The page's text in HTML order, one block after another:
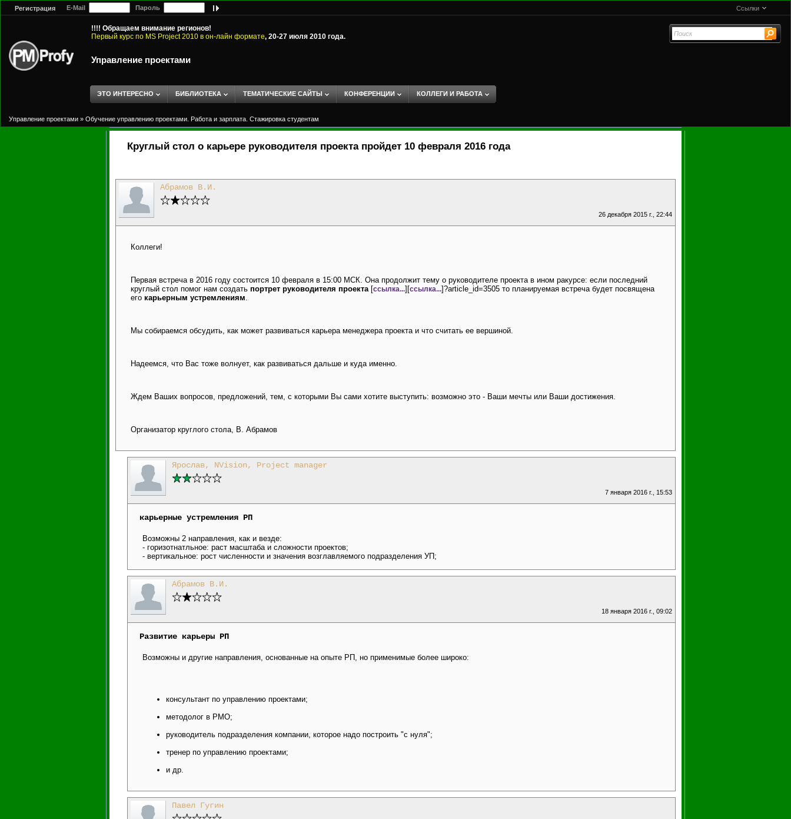
Регистрация E-Mail Пароль Ссылки
!!!! Обращаем внимание регионов!
Первый курс по MS Project 2010 в он-лайн формате, 20-27 июля 2010 года.
Управление проектами
ЭТО ИНТЕРЕСНО БИБЛИОТЕКА ТЕМАТИЧЕСКИЕ САЙТЫ КОНФЕРЕНЦИИ КОЛЛЕГИ И РАБОТА
Управление проектами » Обучение управлению проектами. Работа и зарплата. Стажировка студентам
Круглый стол о карьере руководителя проекта пройдет 10 февраля 2016 года
Абрамов В.И.
26 декабря 2015 г., 22:44
Коллеги!
Первая встреча в 2016 году состоится 10 февраля в 15:00 МСК. Она продолжит тему о руководителе проекта в ином ракурсе: если последний
круглый стол помог нам создать портрет руководителя проекта[ссылка...][ссылка...]?article_id=3505 то планируемая встреча будет посвящена
его карьерным устремлениям.
Мы собираемся обсудить, как может развиваться карьера менеджера проекта и что считать ее вершиной.
Надеемся, что Вас тоже волнует, как развиваться дальше и куда именно.
Ждем Ваших вопросов, предложений, тем, с которыми Вы сами хотите выступить: возможно это - Ваши мечты или Ваши достижения.
Организатор круглого стола, В. Абрамов
Ярослав, NVision, Project manager
7 января 2016 г., 15:53
карьерные устремления РП
Возможны 2 направления, как и везде:
- горизотнатльное: раст масштаба и сложности проектов;
- вертикальное: рост численности и значения возглавляемого подразделения УП;
Абрамов В.И.
18 января 2016 г., 09:02
Развитие карьеры РП
Возможны и другие направления, основанные на опыте РП, но применимые более широко:
консультант по управлению проектами;
методолог в PMO;
руководитель подразделения компании, которое надо построить "с нуля";
тренер по управлению проектами;
и др.
Павел Гугин